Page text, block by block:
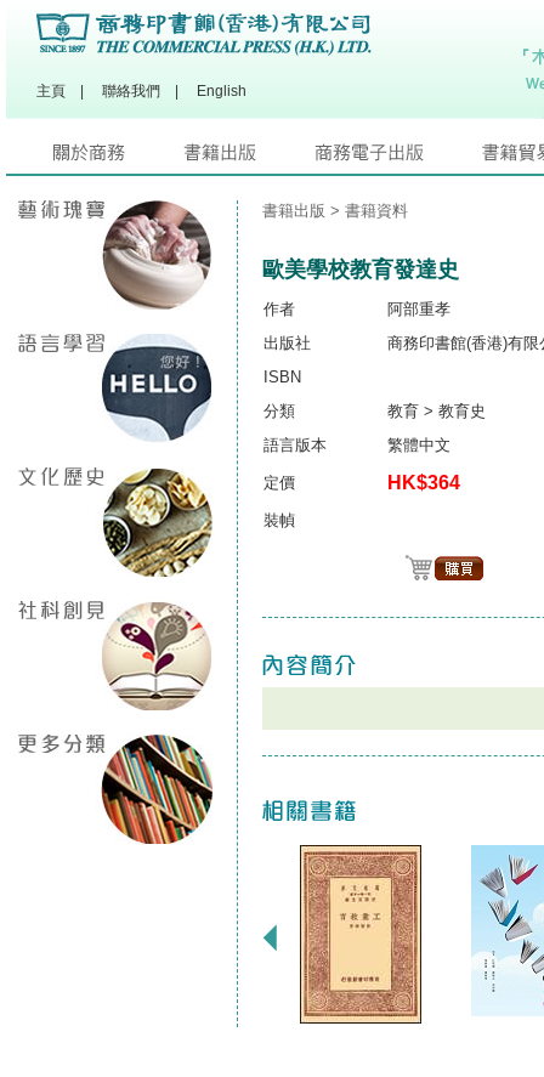
主頁 聯絡我們 English
書籍出版 > 書籍資料
歐美學校教育發達史
作者
阿部重孝
出版社
商務印書館(香港)有限
ISBN
分類
教育 > 教育史
語言版本
繁體中文
定價 HK$364
裝幀